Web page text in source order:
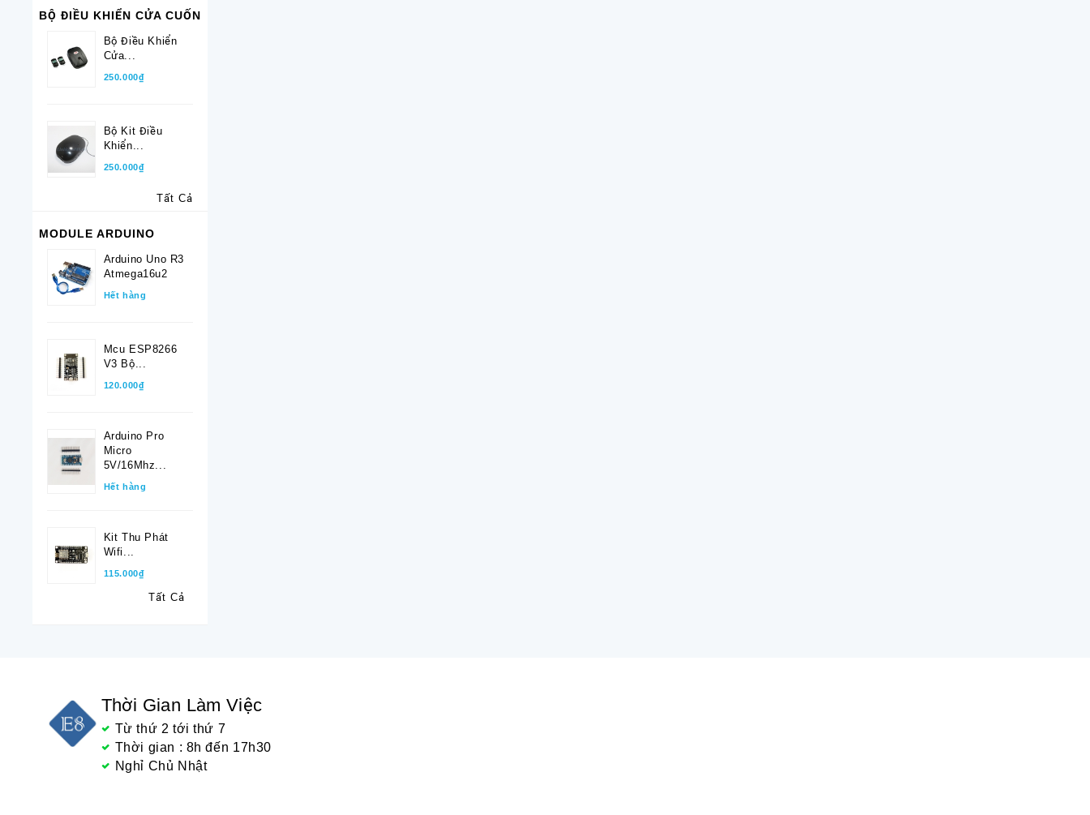
BỘ ĐIỀU KHIỂN CỬA CUỐN
Bộ Điều Khiển
Cửa...
250.000₫
Bộ Kit Điều
Khiển...
250.000₫
Tất Cả
MODULE ARDUINO
Arduino Uno R3
Atmega16u2
Hết hàng
Mcu ESP8266
V3 Bộ...
120.000₫
Arduino Pro
Micro
5V/16Mhz...
Hết hàng
Kit Thu Phát
Wifi...
115.000₫
Tất Cả
Thời Gian Làm Việc
Từ thứ 2 tới thứ 7
Thời gian : 8h đến 17h30
Nghỉ Chủ Nhật